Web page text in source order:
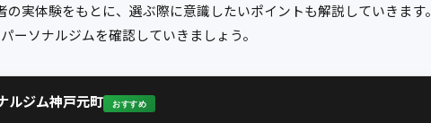
実体験をもとに、選ぶ際に意識したいポイントも解説していきます。
ーソナルジムを確認していきましょう。
ルジム神戸元町 おすすめ